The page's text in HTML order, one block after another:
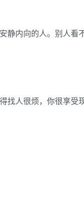
静内向的人。别人看
找人很烦，你很享受